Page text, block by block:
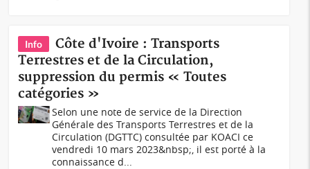
Info
Côte d'Ivoire : Transports
Terrestres et de la Circulation,
suppression du permis « Toutes
catégories »
Selon une note de service de la Direction
Générale des Transports Terrestres et de la
Circulation (DGTTC) consultée par KOACI ce
vendredi 10 mars 2023&nbsp;, il est porté à la
connaissance d...